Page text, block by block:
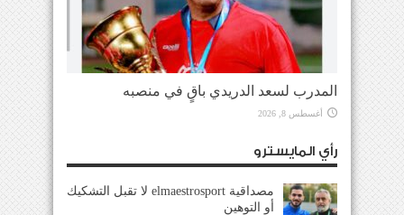
المدرب لسعد الدريدي باقٍ في منصبه
أغسطس 8, 2026
رأي المايسترو
مصداقية elmaestrosport لا تقبل التشكيك
أو التوهين